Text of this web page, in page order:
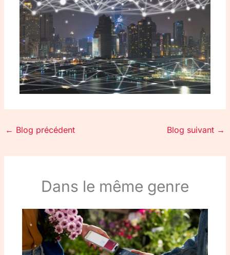
← Blog précédent Blog suivant →
Dans le même genre